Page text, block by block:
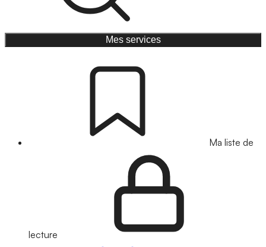
Mes services
Ma liste de
lecture